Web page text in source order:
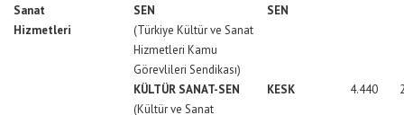
Sanat
Hizmetleri
SEN
SEN
(Türkiye Kültür ve Sanat
Hizmetleri Kamu
Görevlileri Sendikası)
KÜLTÜR SANAT-SEN
KESK 4.440
(Kültür ve Sanat